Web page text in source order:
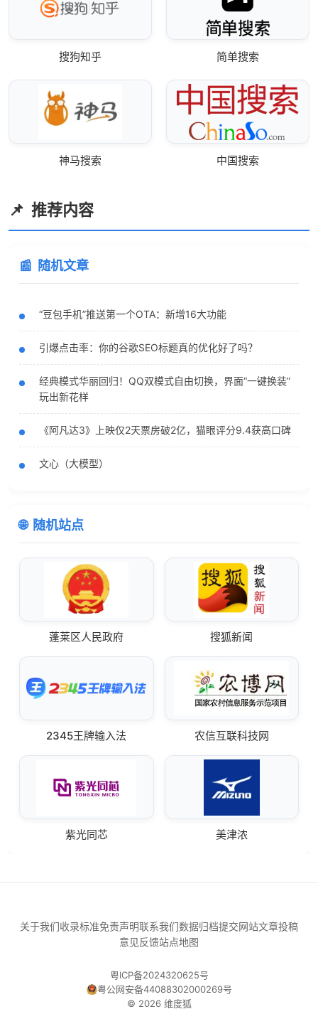
搜狗知乎 简单搜索
神马搜索 中国搜索
推荐内容
随机文章
“豆包手机”推送第一个OTA：新增16大功能
引爆点击率：你的谷歌SEO标题真的优化好了吗？
经典模式华丽回归！QQ双模式自由切换，界面“一键换装”
玩出新花样
《阿凡达3》上映仅2天票房破2亿，猫眼评分9.4获高口碑
文心（大模型）
随机站点
蓬莱区人民政府 搜狐新闻
2345王牌输入法 农信互联科技网
紫光同芯 美津浓
关于我们收录标准免责声明联系我们数据归档提交网站文章投稿
意见反馈站点地图
粤ICP备2024320625号
粤公网安备44088302000269号
© 2026 维度狐